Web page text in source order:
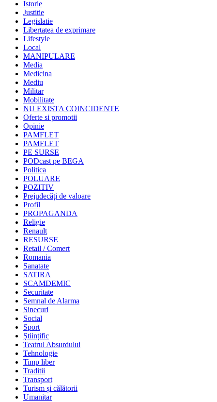
Istorie
Justitie
Legislatie
Libertatea de exprimare
Lifestyle
Local
MANIPULARE
Media
Medicina
Mediu
Militar
Mobilitate
NU EXISTA COINCIDENTE
Oferte si promotii
Opinie
PAMFLET
PAMFLET
PE SURSE
PODcast pe BEGA
Politica
POLUARE
POZITIV
Prejudecăți de valoare
Profil
PROPAGANDA
Religie
Renault
RESURSE
Retail / Comert
Romania
Sanatate
SATIRA
SCAMDEMIC
Securitate
Semnal de Alarma
Sinecuri
Social
Sport
Științific
Teatrul Absurdului
Tehnologie
Timp liber
Traditii
Transport
Turism și călătorii
Umanitar